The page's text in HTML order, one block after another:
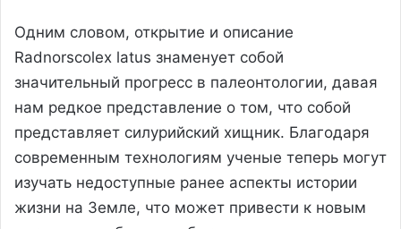
Одним словом, открытие и описание
Radnorscolex latus знаменует собой
значительный прогресс в палеонтологии, давая
нам редкое представление о том, что собой
представляет силурийский хищник. Благодаря
современным технологиям ученые теперь могут
изучать недоступные ранее аспекты истории
жизни на Земле, что может привести к новым